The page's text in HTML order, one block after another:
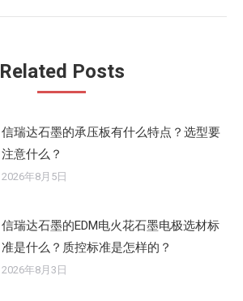
的
Related Posts
信瑞达石墨的承压板有什么特点？选型要
注意什么？
2026年8月5日
信瑞达石墨的EDM电火花石墨电极选材标
准是什么？质控标准是怎样的？
2026年8月3日